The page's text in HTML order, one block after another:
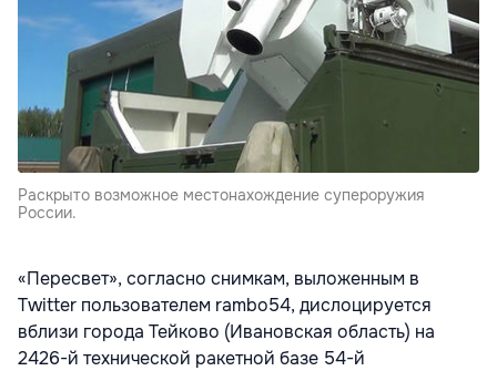
Раскрыто возможное местонахождение супероружия
России.
«Пересвет», согласно снимкам, выложенным в
Twitter пользователем rambo54, дислоцируется
вблизи города Тейково (Ивановская область) на
2426-й технической ракетной базе 54-й